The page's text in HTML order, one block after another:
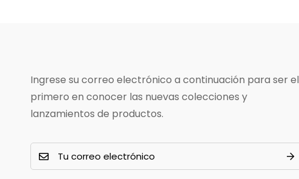
Ingrese su correo electrónico a continuación para ser el
primero en conocer las nuevas colecciones y
lanzamientos de productos.
m